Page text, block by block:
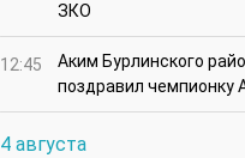
ЗКО
12:45
Аким Бурлинского
поздравил чемпионку
4 августа